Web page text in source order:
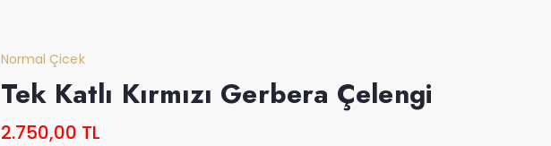
Normal Çicek
Tek Katlı Kırmızı Gerbera Çelengi
2.750,00 TL